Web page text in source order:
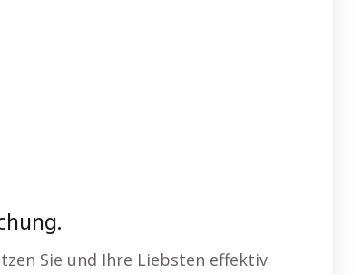
Sie und Ihre Liebsten effektiv